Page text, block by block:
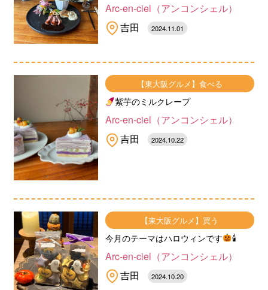
Arc-en-ciel（アンコンシェル）
吉田
2024.11.01
【東大阪グルメ】食べる
紫芋のミルクレープ
Arc-en-ciel（アンコンシェル）
吉田
2024.10.22
【東大阪グルメ】買う
今月のテーマはハロウィンです 🕯
Arc-en-ciel（アンコンシェル）
吉田
2024.10.20